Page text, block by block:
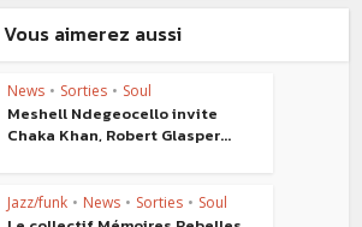
Vous aimerez aussi
News • Sorties • Soul
Meshell Ndegeocello invite
Chaka Khan, Robert Glasper...
Jazz/funk • News • Sorties • Soul